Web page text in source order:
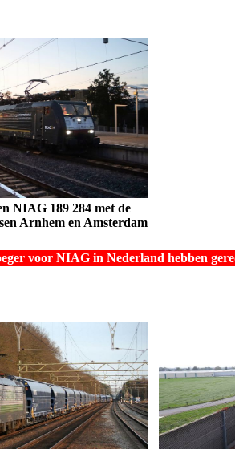
NIAG 189 284 met de
Arnhem en Amsterdam
voor NIAG in Nederland hebben